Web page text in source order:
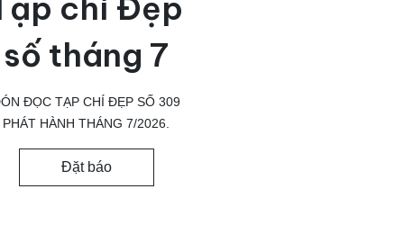
chí Đẹp
số tháng 7
ĐỌC TẠP CHÍ ĐẸP SỐ 309
PHÁT HÀNH THÁNG 7/2026.
Đặt báo